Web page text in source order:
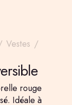
Vestes
rouge
Idéale à